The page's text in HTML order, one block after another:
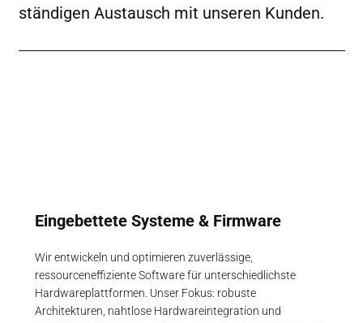
Eingebettete Systeme & Firmware
Wir entwickeln und optimieren zuverlässige,
ressourceneffiziente Software für unterschiedlichste
Hardwareplattformen. Unser Fokus: robuste
Architekturen, nahtlose Hardwareintegration und
ständigen Austausch mit unseren Kunden.